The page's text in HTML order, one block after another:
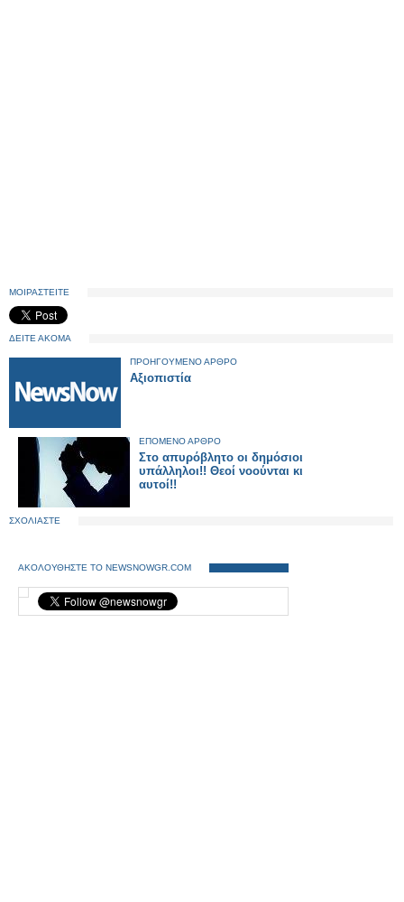
ΜΟΙΡΑΣΤΕΙΤΕ
ΔΕΙΤΕ ΑΚΟΜΑ
ΠΡΟΗΓΟΥΜΕΝΟ ΑΡΘΡΟ
Αξιοπιστία
ΕΠΟΜΕΝΟ ΑΡΘΡΟ
Στο απυρόβλητο οι δημόσιοι
υπάλληλοι!! Θεοί νοούνται κι
αυτοί!!
ΣΧΟΛΙΑΣΤΕ
ΑΚΟΛΟΥΘΗΣΤΕ ΤΟ NEWSNOWGR.COM